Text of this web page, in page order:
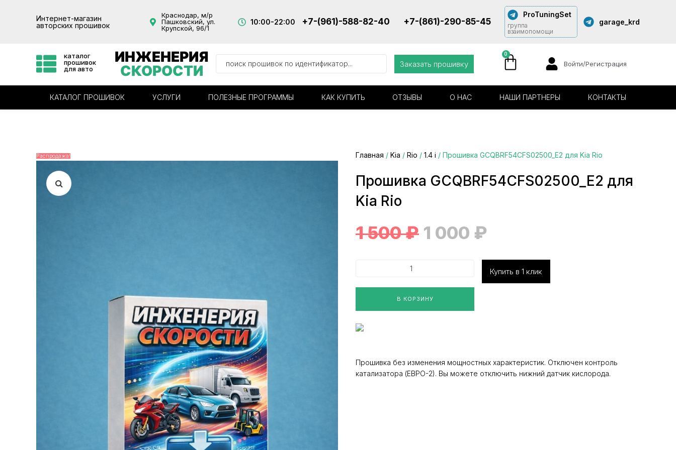
Интернет-магазин
авторских прошивок
Краснодар, м/р
Пашковский, ул.
Крупской, 96/1
10:00-22:00 +7-(961)-588-82-40 +7-(861)-290-85-45
ProTuningSet
группа
взаимопомощи
garage_krd
каталог
прошивок
для авто
ИНЖЕНЕРИЯ
СКОРОСТИ
Заказать прошивку
0
Войти/Регистрация
КАТАЛОГ ПРОШИВОК УСЛУГИ ПОЛЕЗНЫЕ ПРОГРАММЫ КАК КУПИТЬ ОТЗЫВЫ О НАС НАШИ ПАРТНЕРЫ КОНТАКТЫ
Распродажа! Главная / Kia / Rio / 1.4 i / Прошивка GCQBRF54CFS02500_E2 для Kia Rio
Прошивка GCQBRF54CFS02500_E2 для
Kia Rio
1 500₽ 1 000 ₽
В КОРЗИНУ
Купить в 1 клик
Прошивка без изменения мощностных характеристик. Отключен контроль
катализатора (ЕВРО-2). Вы можете отключить нижний датчик кислорода.